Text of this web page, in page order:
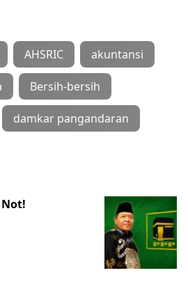
AHSRIC akuntansi
Bersih-bersih
damkar pangandaran